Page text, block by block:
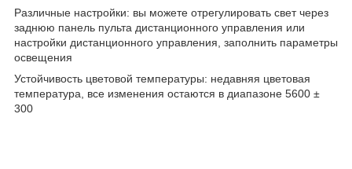
Различные настройки: вы можете отрегулировать свет через
заднюю панель пульта дистанционного управления или
настройки дистанционного управления, заполнить параметры
освещения
Устойчивость цветовой температуры: недавняя цветовая
температура, все изменения остаются в диапазоне 5600 ±
300